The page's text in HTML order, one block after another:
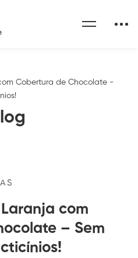
Cobertura de Chocolate -
com
– Sem